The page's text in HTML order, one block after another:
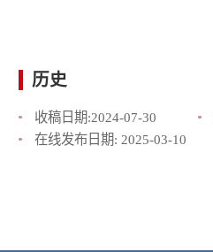
历史
收稿日期:2024-07-30
在线发布日期: 2025-03-10